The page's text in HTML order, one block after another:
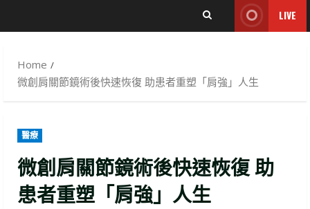
LIVE
Home
微創肩關節鏡術後快速恢復 助患者重塑「肩強」人生
醫療
微創肩關節鏡術後快速恢復 助
患者重塑「肩強」人生